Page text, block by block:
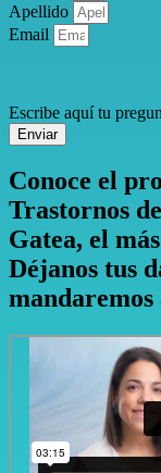
Apellido
Email
Escribe aquí tu
Enviar
Conoce el
Trastornos
Gatea, el
Déjanos tus